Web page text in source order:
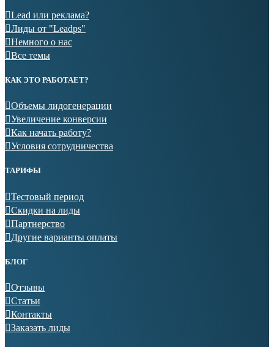
Lead или реклама?
Лиды от "Leadps"
Немного о нас
Все темы
КАК ЭТО РАБОТАЕТ?
Объемы лидогенерации
Увеличение конверсии
Как начать работу?
Условия сотрудничества
ТАРИФЫ
Тестовый период
Скидки на лиды
Партнерство
Другие варианты оплаты
БЛОГ
Отзывы
Статьи
Контакты
Заказать лиды